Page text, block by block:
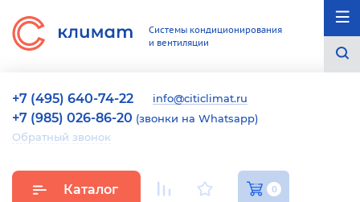
Системы кондиционирования
и вентиляции
+7 (495) 640-74-22 info@citiclimat.ru
+7 (985) 026-86-20 (звонки на Whatsapp)
Обратный звонок
Каталог 0